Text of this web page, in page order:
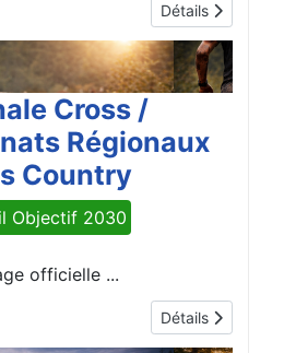
Détails
Cross /
Régionaux
Country
Objectif 2030
officielle ...
Détails